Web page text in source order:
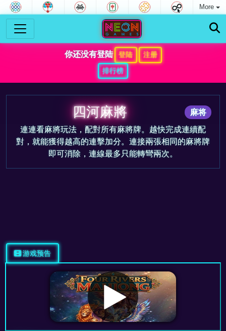
More
你还没有登陆 登陆
注册
排行榜
麻将
四河麻將
連連看麻將玩法，配對所有麻將牌。越快完成連續配
對，就能獲得越高的連擊加分。連接兩張相同的麻將牌
即可消除，連線最多只能轉彎兩次。
Ad Free